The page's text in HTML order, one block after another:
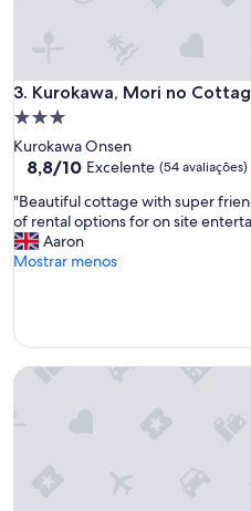
n
n
n
e
w
s
u
3. Kurokawa, Mori no
Kurokawa, Mori no Cottage
Propriedade
3.0
estrelas
Kurokawa Onsen
8.8
10,
Excelente,
(54
avaliações)
8,8/10 Excelente (54 avaliações)
"
B
e
a
f
l
"Beautiful cottage with super
of rental options for on site
Aaron
Mostrar menos
Panoramic Mt. Fuji Views